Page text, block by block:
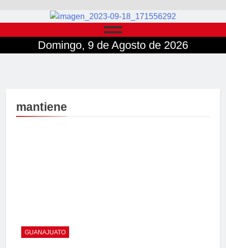
Domingo, 9 de Agosto de 2026
mantiene
GUANAJUATO